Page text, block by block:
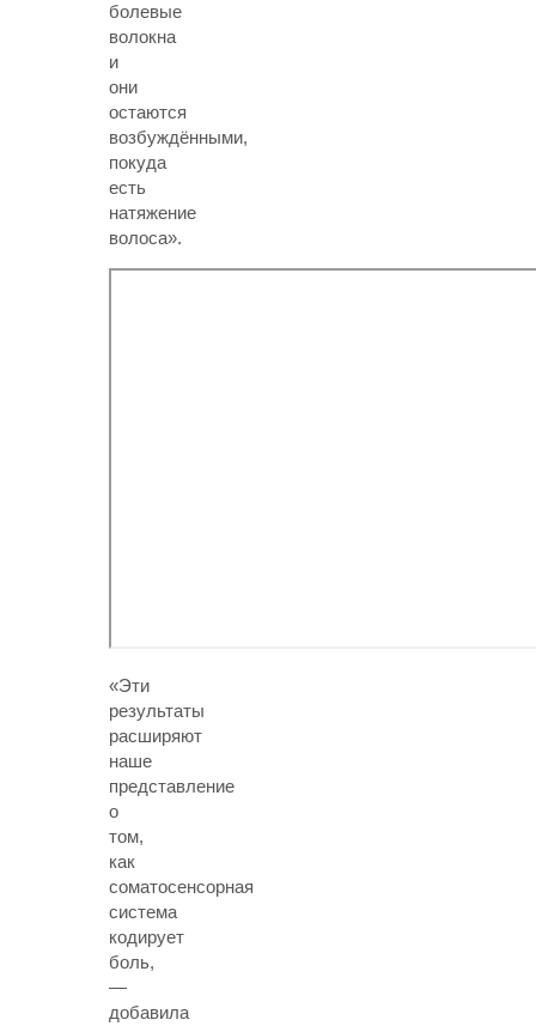
болевые
волокна
и
они
остаются
возбуждёнными,
покуда
есть
натяжение
волоса».
«Эти
результаты
расширяют
наше
представление
о
том,
как
соматосенсорная
система
кодирует
боль,
—
добавила